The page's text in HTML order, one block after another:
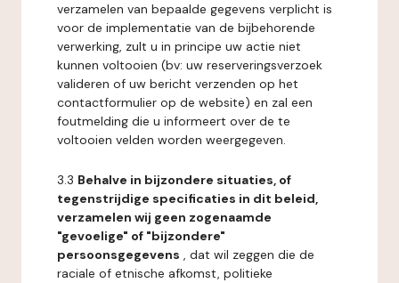
verzamelen van bepaalde gegevens verplicht is
voor de implementatie van de bijbehorende
verwerking, zult u in principe uw actie niet
kunnen voltooien (bv: uw reserveringsverzoek
valideren of uw bericht verzenden op het
contactformulier op de website) en zal een
foutmelding die u informeert over de te
voltooien velden worden weergegeven.
3.3 Behalve in bijzondere situaties, of
tegenstrijdige specificaties in dit beleid,
verzamelen wij geen zogenaamde
"gevoelige" of "bijzondere"
persoonsgegevens , dat wil zeggen die de
raciale of etnische afkomst, politieke